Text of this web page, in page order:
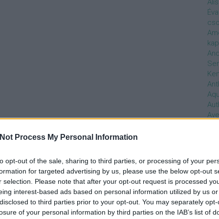
Process My Personal Information
opt-out of the sale, sharing to third parties, or processing of your
for targeted advertising by us, please use the below opt-out
selection. Please note that after your opt-out request is processed
interest-based ads based on personal information utilized by us
to third parties prior to your opt-out. You may separately
of your personal information by third parties on the IAB’s list of
Éva